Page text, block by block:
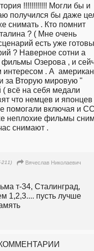
!!!!!!!!!!!! Могли бы и
получился бы даже
снимать . Кто помнит
? ( Мне очень
есть уже
? Наверное сотни а
Озерова , и
интересом . А
за Вторую мировую "
всё на себя медали
что немцев и
помогали включая и
неплохие фильмы
снимают .
Вячеслав Николаевич
т-34, Сталинград,
1,2,3.... пусть лучше